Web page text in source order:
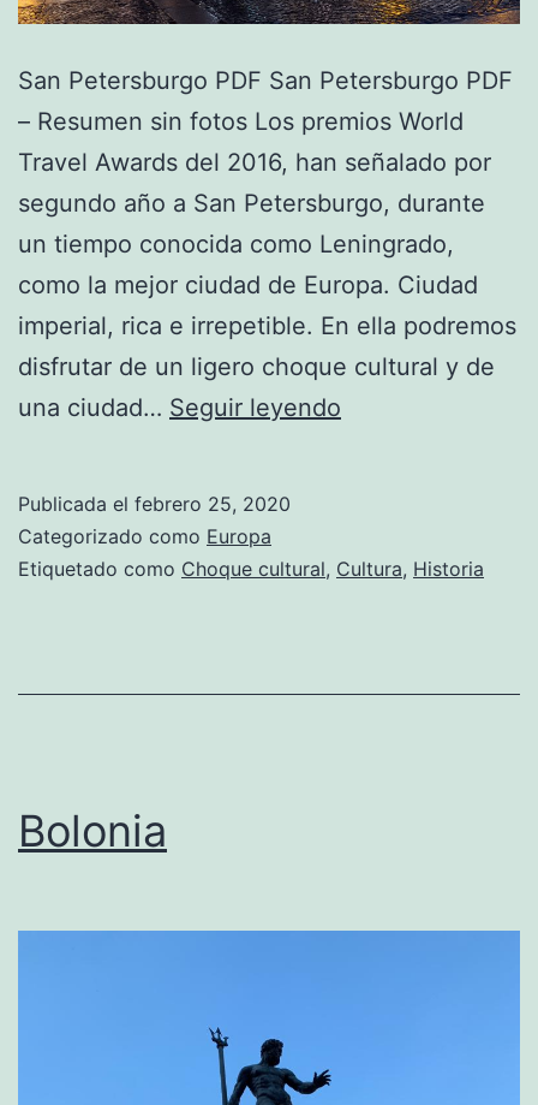
San Petersburgo PDF San Petersburgo PDF
– Resumen sin fotos Los premios World
Travel Awards del 2016, han señalado por
segundo año a San Petersburgo, durante
un tiempo conocida como Leningrado,
como la mejor ciudad de Europa. Ciudad
imperial, rica e irrepetible. En ella podremos
disfrutar de un ligero choque cultural y de
una ciudad… Seguir leyendo
Publicada el febrero 25, 2020
Categorizado como Europa
Etiquetado como Choque cultural, Cultura, Historia
Bolonia